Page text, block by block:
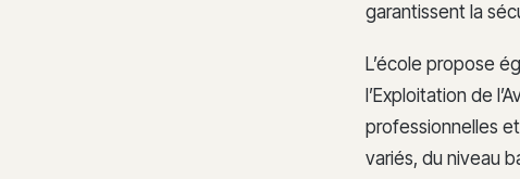
garantissent la
L’école propose
l’Exploitation de
professionnelles
variés, du niveau